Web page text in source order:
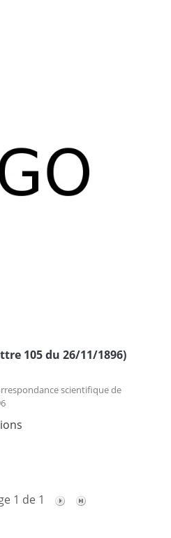
105 du 26/11/1896)
scientifique de
1 de 1